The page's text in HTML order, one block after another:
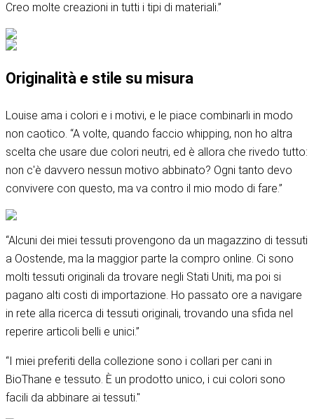
Creo molte creazioni in tutti i tipi di materiali.”
Originalità e stile su misura
Louise ama i colori e i motivi, e le piace combinarli in modo
non caotico. “A volte, quando faccio whipping, non ho altra
scelta che usare due colori neutri, ed è allora che rivedo tutto:
non c'è davvero nessun motivo abbinato? Ogni tanto devo
convivere con questo, ma va contro il mio modo di fare.”
“Alcuni dei miei tessuti provengono da un magazzino di tessuti
a Oostende, ma la maggior parte la compro online. Ci sono
molti tessuti originali da trovare negli Stati Uniti, ma poi si
pagano alti costi di importazione. Ho passato ore a navigare
in rete alla ricerca di tessuti originali, trovando una sfida nel
reperire articoli belli e unici.”
“I miei preferiti della collezione sono i collari per cani in
BioThane e tessuto. È un prodotto unico, i cui colori sono
facili da abbinare ai tessuti."